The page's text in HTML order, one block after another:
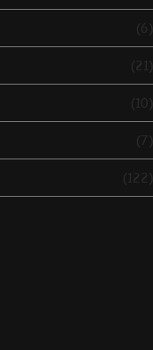
(6)
(21)
(10)
(7)
(122)